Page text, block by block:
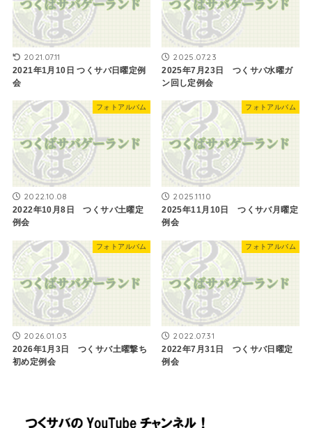
2021.07.11
2021年1月10日 ​つくサバ日曜定例
会
2025.07.23
2025年7月23日 つくサバ水曜ガ
ン回し定例会
フォトアルバム
2022.10.08
2022年10月8日 つくサバ土曜定
例会
フォトアルバム
2025.11.10
2025年11月10日 つくサバ月曜定
例会
フォトアルバム
2026.01.03
2026年1月3日 つくサバ土曜撃ち
初め定例会
フォトアルバム
2022.07.31
2022年7月31日 つくサバ日曜定
例会